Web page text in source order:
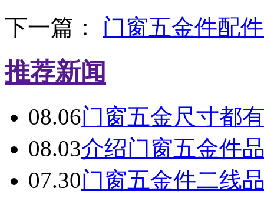
下一篇： 门窗五金件配
推荐新闻
08.06门窗五金尺寸都
08.03介绍门窗五金件
07.30门窗五金件二线